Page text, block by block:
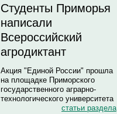
Студенты Приморья
написали
Всероссийский
агродиктант
Акция "Единой России" прошла
на площадке Приморского
государственного аграрно-
технологического университета
статьи раздела